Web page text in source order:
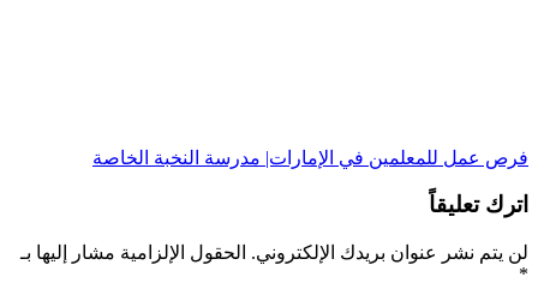
فرص عمل للمعلمين في الإمارات| مدرسة النخبة الخاصة
اترك تعليقاً
لن يتم نشر عنوان بريدك الإلكتروني. الحقول الإلزامية مشار إليها بـ
*